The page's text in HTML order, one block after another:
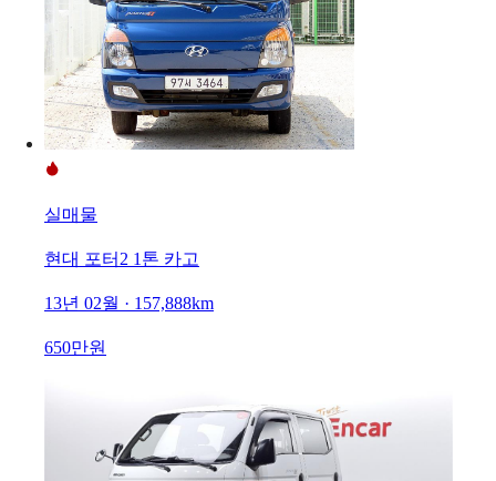
실매물
현대 포터2 1톤 카고
13년 02월 · 157,888km
650만원